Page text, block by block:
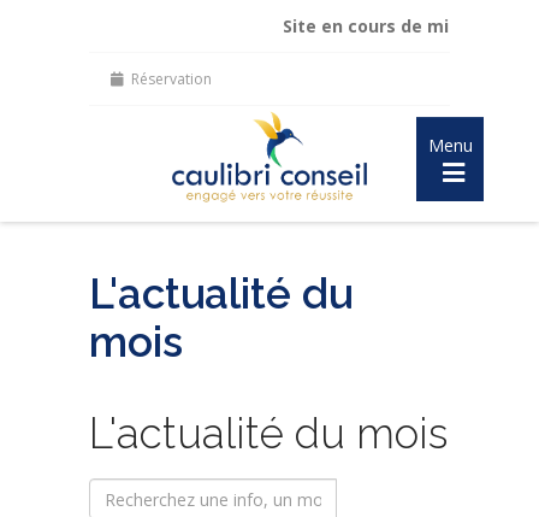
Site en cours de mise à jour :
Réservation
Menu
L'actualité du
mois
L'actualité du mois